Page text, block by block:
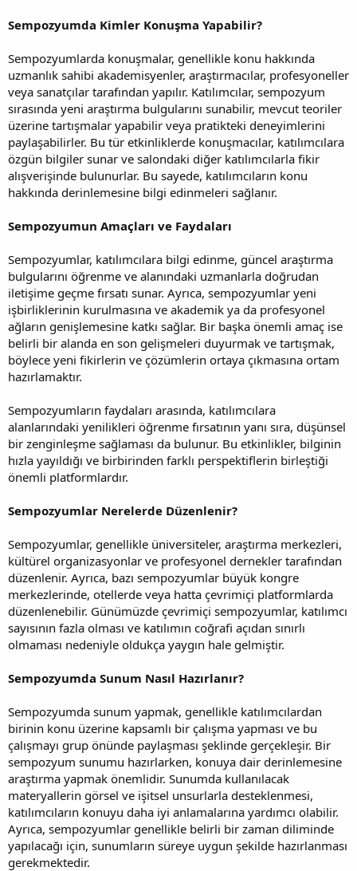
Sempozyumda Kimler Konuşma Yapabilir?
Sempozyumlarda konuşmalar, genellikle konu hakkında
uzmanlık sahibi akademisyenler, araştırmacılar, profesyoneller
veya sanatçılar tarafından yapılır. Katılımcılar, sempozyum
sırasında yeni araştırma bulgularını sunabilir, mevcut teoriler
üzerine tartışmalar yapabilir veya pratikteki deneyimlerini
paylaşabilirler. Bu tür etkinliklerde konuşmacılar, katılımcılara
özgün bilgiler sunar ve salondaki diğer katılımcılarla fikir
alışverişinde bulunurlar. Bu sayede, katılımcıların konu
hakkında derinlemesine bilgi edinmeleri sağlanır.
Sempozyumun Amaçları ve Faydaları
Sempozyumlar, katılımcılara bilgi edinme, güncel araştırma
bulgularını öğrenme ve alanındaki uzmanlarla doğrudan
iletişime geçme fırsatı sunar. Ayrıca, sempozyumlar yeni
işbirliklerinin kurulmasına ve akademik ya da profesyonel
ağların genişlemesine katkı sağlar. Bir başka önemli amaç ise
belirli bir alanda en son gelişmeleri duyurmak ve tartışmak,
böylece yeni fikirlerin ve çözümlerin ortaya çıkmasına ortam
hazırlamaktır.
Sempozyumların faydaları arasında, katılımcılara
alanlarındaki yenilikleri öğrenme fırsatının yanı sıra, düşünsel
bir zenginleşme sağlaması da bulunur. Bu etkinlikler, bilginin
hızla yayıldığı ve birbirinden farklı perspektiflerin birleştiği
önemli platformlardır.
Sempozyumlar Nerelerde Düzenlenir?
Sempozyumlar, genellikle üniversiteler, araştırma merkezleri,
kültürel organizasyonlar ve profesyonel dernekler tarafından
düzenlenir. Ayrıca, bazı sempozyumlar büyük kongre
merkezlerinde, otellerde veya hatta çevrimiçi platformlarda
düzenlenebilir. Günümüzde çevrimiçi sempozyumlar, katılımcı
sayısının fazla olması ve katılımın coğrafi açıdan sınırlı
olmaması nedeniyle oldukça yaygın hale gelmiştir.
Sempozyumda Sunum Nasıl Hazırlanır?
Sempozyumda sunum yapmak, genellikle katılımcılardan
birinin konu üzerine kapsamlı bir çalışma yapması ve bu
çalışmayı grup önünde paylaşması şeklinde gerçekleşir. Bir
sempozyum sunumu hazırlarken, konuya dair derinlemesine
araştırma yapmak önemlidir. Sunumda kullanılacak
materyallerin görsel ve işitsel unsurlarla desteklenmesi,
katılımcıların konuyu daha iyi anlamalarına yardımcı olabilir.
Ayrıca, sempozyumlar genellikle belirli bir zaman diliminde
yapılacağı için, sunumların süreye uygun şekilde hazırlanması
gerekmektedir.